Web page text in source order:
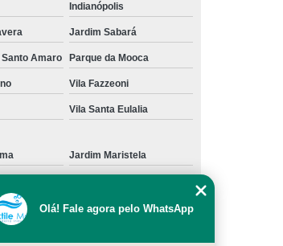
Industrial Nova
Toalha para Banheiro
Grande São Paulo
Industrial São Paulo
de óleo
Absorvente Grande São Paulo
Indianópolis
Jardim Sabará
Santo Amaro Parque da Mooca
Vila Fazzeoni
Vila Santa Eulalia
Jardim Maristela
Vila Jaraguá
Olá! Fale agora pelo WhatsApp